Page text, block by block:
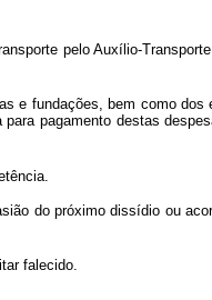
pelo Auxílio-
e fundações, bem como dos
pagamento destas
do próximo dissídio ou
falecido.